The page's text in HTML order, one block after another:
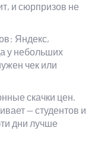
и сюрпризов не
Яндекс,
у небольших
чек или
скачки цен.
— студентов и
дни лучше